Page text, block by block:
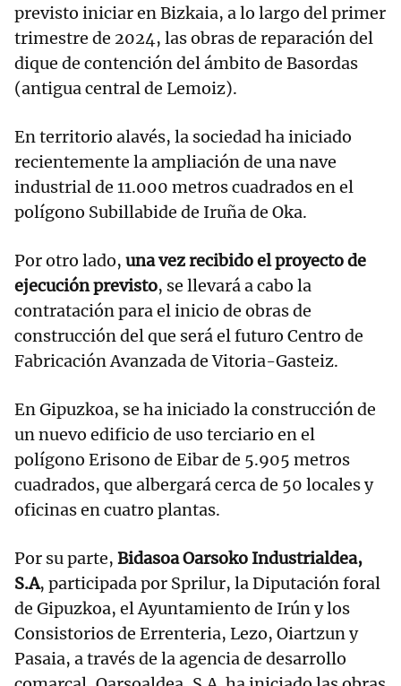
previsto iniciar en Bizkaia, a lo largo del primer
trimestre de 2024, las obras de reparación del
dique de contención del ámbito de Basordas
(antigua central de Lemoiz).
En territorio alavés, la sociedad ha iniciado
recientemente la ampliación de una nave
industrial de 11.000 metros cuadrados en el
polígono Subillabide de Iruña de Oka.
Por otro lado, una vez recibido el proyecto de
ejecución previsto, se llevará a cabo la
contratación para el inicio de obras de
construcción del que será el futuro Centro de
Fabricación Avanzada de Vitoria-Gasteiz.
En Gipuzkoa, se ha iniciado la construcción de
un nuevo edificio de uso terciario en el
polígono Erisono de Eibar de 5.905 metros
cuadrados, que albergará cerca de 50 locales y
oficinas en cuatro plantas.
Por su parte, Bidasoa Oarsoko Industrialdea,
S.A, participada por Sprilur, la Diputación foral
de Gipuzkoa, el Ayuntamiento de Irún y los
Consistorios de Errenteria, Lezo, Oiartzun y
Pasaia, a través de la agencia de desarrollo